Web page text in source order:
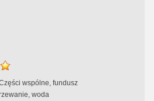
wspólne, fundusz
woda